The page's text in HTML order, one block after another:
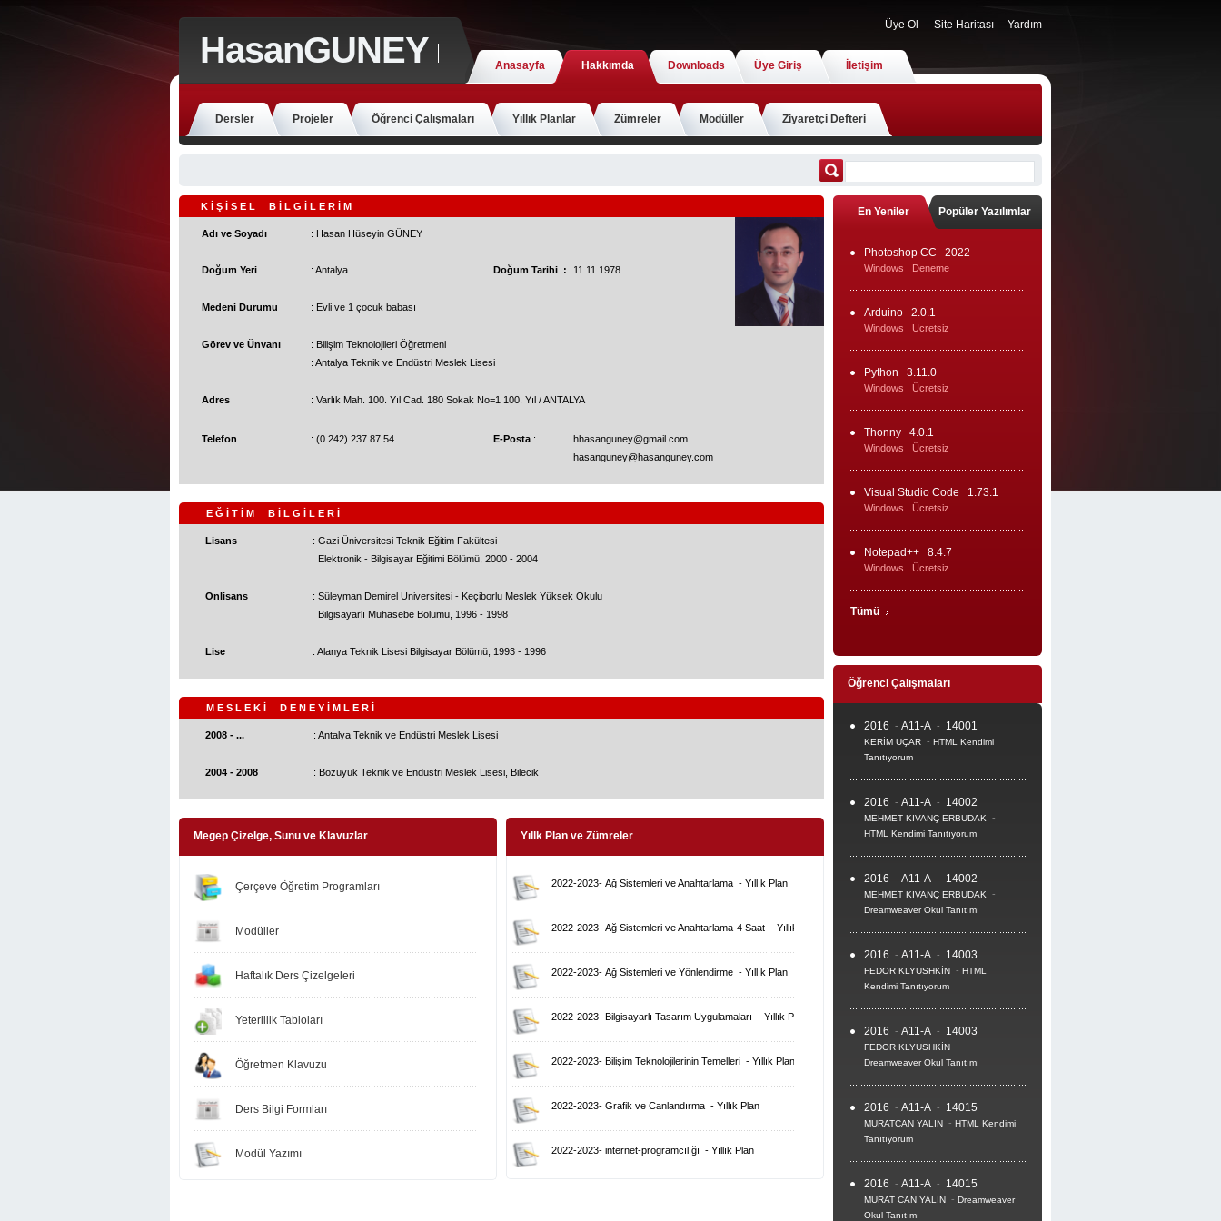
HasanGUNEY
Üye Ol Site Haritası Yardım
Anasayfa Hakkımda Downloads Üye Giriş İletişim
Dersler Projeler Öğrenci Çalışmaları Yıllık Planlar Zümreler Modüller Ziyaretçi Defteri
K İ Ş İ S E L B İ L G İ L E R İ M
Adı ve Soyadı : Hasan Hüseyin GÜNEY
Doğum Yeri : Antalya Doğum Tarihi : 11.11.1978
Medeni Durumu : Evli ve 1 çocuk babası
Görev ve Ünvanı
: Bilişim Teknolojileri Öğretmeni
: Antalya Teknik ve Endüstri Meslek Lisesi
Adres : Varlık Mah. 100. Yıl Cad. 180 Sokak No=1 100. Yıl / ANTALYA
Telefon : (0 242) 237 87 54 E-Posta :
hhasanguney@gmail.com
hasanguney@hasanguney.com
E Ğ İ T İ M B İ L G İ L E R İ
Lisans
: Gazi Üniversitesi Teknik Eğitim Fakültesi
Elektronik - Bilgisayar Eğitimi Bölümü, 2000 - 2004
Önlisans
: Süleyman Demirel Üniversitesi - Keçiborlu Meslek Yüksek Okulu
Bilgisayarlı Muhasebe Bölümü, 1996 - 1998
Lise : Alanya Teknik Lisesi Bilgisayar Bölümü, 1993 - 1996
M E S L E K İ D E N E Y İ M L E R İ
2008 - ... : Antalya Teknik ve Endüstri Meslek Lisesi
2004 - 2008 : Bozüyük Teknik ve Endüstri Meslek Lisesi, Bilecik
Megep Çizelge, Sunu ve Klavuzlar
Çerçeve Öğretim Programları
Modüller
Haftalık Ders Çizelgeleri
Yeterlilik Tabloları
Öğretmen Klavuzu
Ders Bilgi Formları
Modül Yazımı
Yıllk Plan ve Zümreler
2022-2023- Ağ Sistemleri ve Anahtarlama - Yıllık Plan
2022-2023- Ağ Sistemleri ve Anahtarlama-4 Saat - Yıllık Plan
2022-2023- Ağ Sistemleri ve Yönlendirme - Yıllık Plan
2022-2023- Bilgisayarlı Tasarım Uygulamaları - Yıllık Plan
2022-2023- Bilişim Teknolojilerinin Temelleri - Yıllık Plan
2022-2023- Grafik ve Canlandırma - Yıllık Plan
2022-2023- internet-programcılığı - Yıllık Plan
En Yeniler Popüler Yazılımlar
Photoshop CC 2022
Windows Deneme
Arduino 2.0.1
Windows Ücretsiz
Python 3.11.0
Windows Ücretsiz
Thonny 4.0.1
Windows Ücretsiz
Visual Studio Code 1.73.1
Windows Ücretsiz
Notepad++ 8.4.7
Windows Ücretsiz
Tümü
Öğrenci Çalışmaları
2016 - A11-A - 14001
KERİM UÇAR - HTML Kendimi
Tanıtıyorum
2016 - A11-A - 14002
MEHMET KIVANÇ ERBUDAK -
HTML Kendimi Tanıtıyorum
2016 - A11-A - 14002
MEHMET KIVANÇ ERBUDAK -
Dreamweaver Okul Tanıtımı
2016 - A11-A - 14003
FEDOR KLYUSHKİN - HTML
Kendimi Tanıtıyorum
2016 - A11-A - 14003
FEDOR KLYUSHKİN -
Dreamweaver Okul Tanıtımı
2016 - A11-A - 14015
MURATCAN YALIN - HTML Kendimi
Tanıtıyorum
2016 - A11-A - 14015
MURAT CAN YALIN - Dreamweaver
Okul Tanıtımı